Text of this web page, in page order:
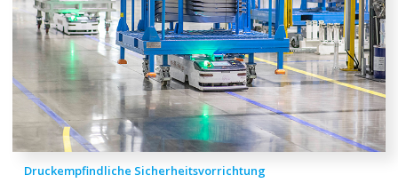
Druckempfindliche Sicherheitsvorrichtung